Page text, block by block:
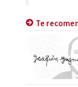
Te